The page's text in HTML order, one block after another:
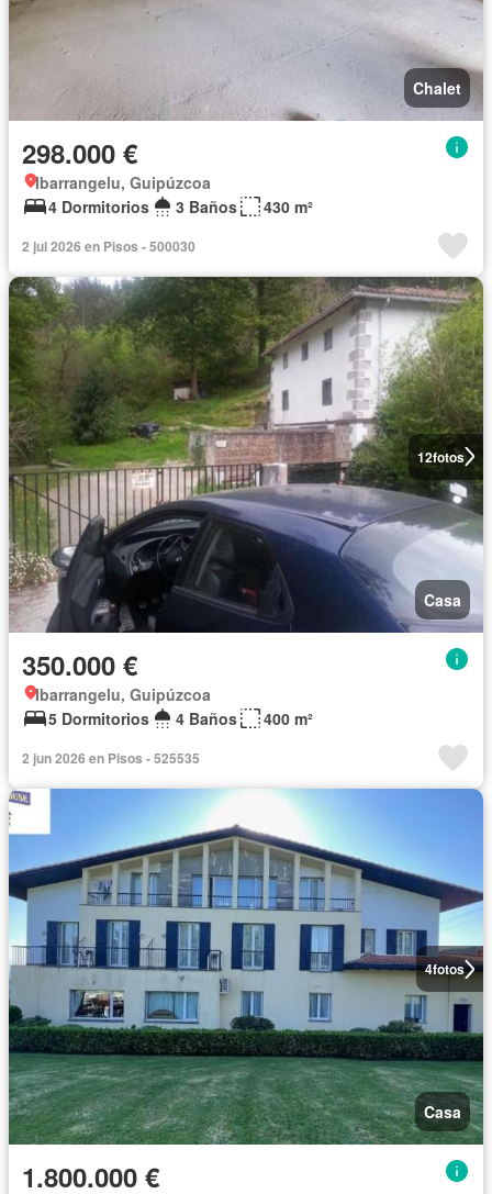
Chalet
298.000 €
Ibarrangelu, Guipúzcoa
4 Dormitorios
3 Baños 430 m²
2 jul 2026 en Pisos - 500030
12fotos
Casa
350.000 €
Ibarrangelu, Guipúzcoa
5 Dormitorios
4 Baños 400 m²
2 jun 2026 en Pisos - 525535
4fotos
Casa
1.800.000 €